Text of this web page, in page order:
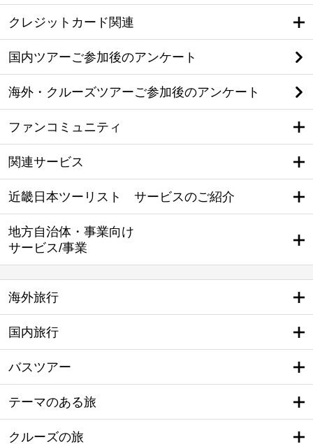
クレジットカード関連
国内ツアーご参加後のアンケート
海外・クルーズツアーご参加後のアンケート
ファンコミュニティ
関連サービス
近畿日本ツーリスト サービスのご紹介
地方自治体・事業向け
サービス/事業
海外旅行
国内旅行
バスツアー
テーマのある旅
クルーズの旅